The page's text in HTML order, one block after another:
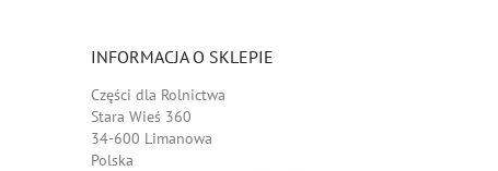
INFORMACJA O SKLEPIE
Części dla Rolnictwa
Stara Wieś 360
34-600 Limanowa
Polska